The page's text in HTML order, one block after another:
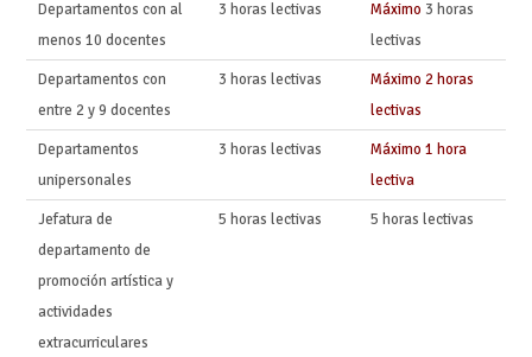
Departamentos con al
menos 10 docentes
3 horas lectivas Máximo 3 horas
lectivas
Departamentos con
entre 2 y 9 docentes
3 horas lectivas
Máximo 2 horas
lectivas
Departamentos
unipersonales
3 horas lectivas
Máximo 1 hora
lectiva
Jefatura de
departamento de
promoción artística y
actividades
extracurriculares
5 horas lectivas 5 horas lectivas